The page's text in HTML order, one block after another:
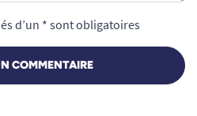
d’un * sont obligatoires
COMMENTAIRE